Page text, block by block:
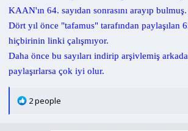
KAAN'ın 64. sayıdan sonrasını arayıp bulmuş.
Dört yıl önce "tafamus" tarafından paylaşılan
hiçbirinin linki çalışmıyor.
Daha önce bu sayıları indirip arşivlemiş
paylaşırlarsa çok iyi olur.
T
2 people